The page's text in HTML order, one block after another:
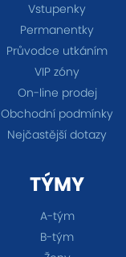
Vstupenky
Permanentky
Průvodce utkáním
VIP zóny
On-line prodej
Obchodní podmínky
Nejčastější dotazy
TÝMY
A-tým
B-tým